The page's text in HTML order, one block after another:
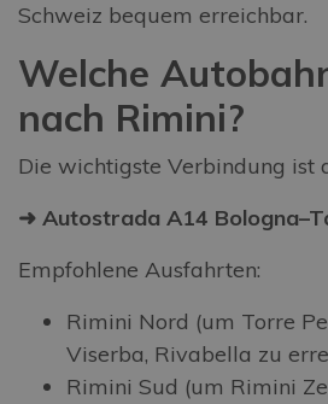
Schweiz bequem erreichbar.
Welche
nach Rimini?
Die wichtigste Verbindung ist
➜ Autostrada A14
Empfohlene Ausfahrten:
Rimini Nord (um Torre
Viserba, Rivabella zu
Rimini Sud (um Rimini